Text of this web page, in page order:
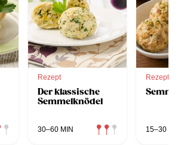
Rezept
Der klassische
Semmelknödel
30–60 MIN
Rezept
15–30